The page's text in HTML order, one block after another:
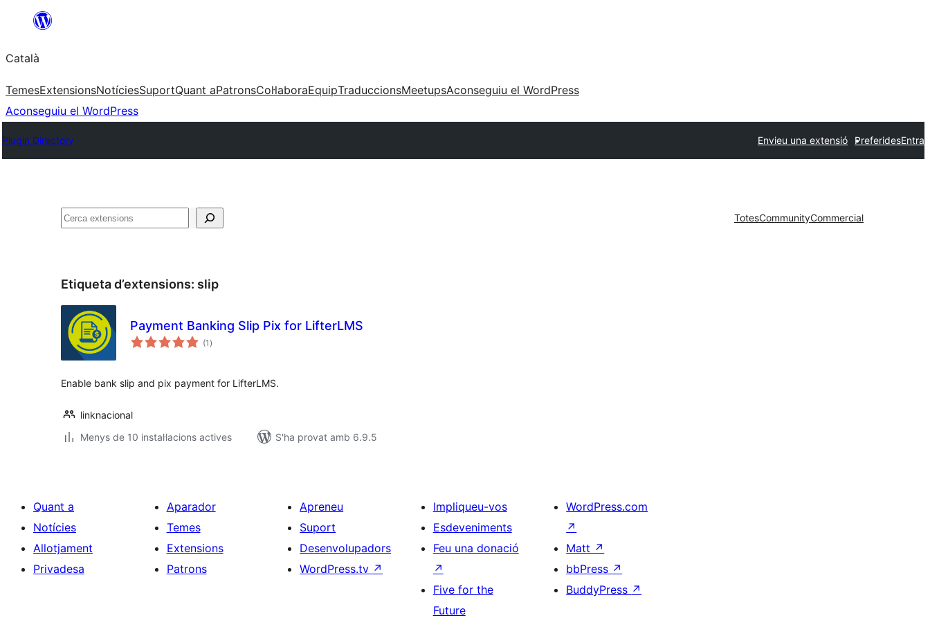
contingut
Català
TemesExtensionsNotíciesSuportQuant aPatronsCol·laboraEquipTraduccionsMeetupsAconseguiu el WordPress
Aconseguiu el WordPress
Plugin Directory Envieu una extensió PreferidesEntra
Cerca TotesCommunityCommercial
Etiqueta d’extensions: slip
Payment Banking Slip Pix for LifterLMS
(1 puntuacions
totals
)
Enable bank slip and pix payment for LifterLMS.
linknacional
Menys de 10 instal·lacions actives
S'ha provat amb 6.9.5
Quant a
Notícies
Allotjament
Privadesa
Aparador
Temes
Extensions
Patrons
Apreneu
Suport
Desenvolupadors
WordPress.tv ↗
Impliqueu-vos
Esdeveniments
Feu una donació
↗
Five for the
Future
WordPress.com
↗
Matt ↗
bbPress ↗
BuddyPress ↗